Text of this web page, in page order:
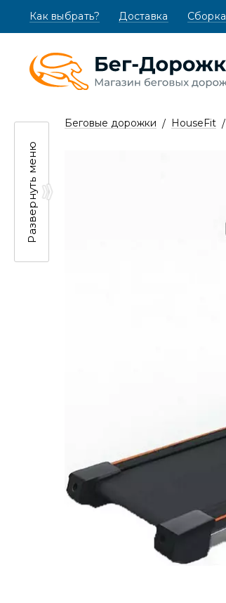
Как выбрать? (текущая)
Доставка Сборка
Развернуть меню
Беговые дорожки HouseFit